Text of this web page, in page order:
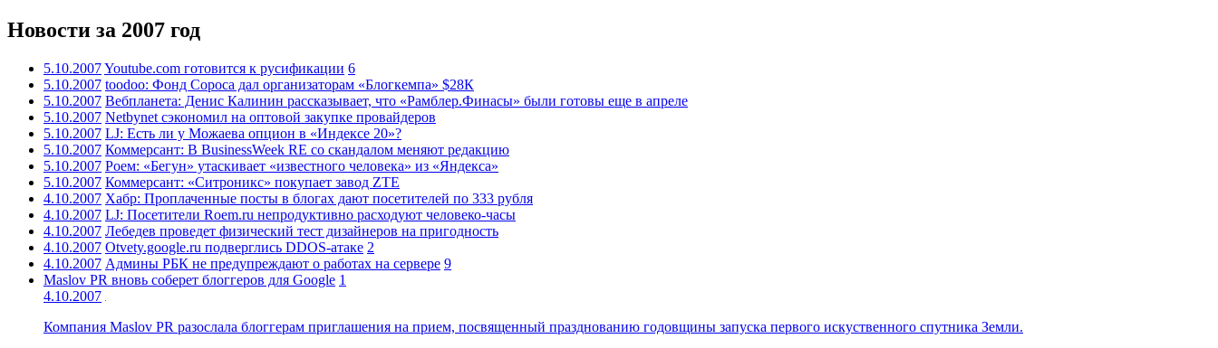
Новости за 2007 год
5.10.2007Youtube.com готовится к русификации 6
5.10.2007 toodoo: Фонд Сороса дал организаторам «Блогкемпа» $28К
5.10.2007 Вебпланета: Денис Калинин рассказывает, что «Рамблер.Финасы» были готовы еще в апреле
5.10.2007 Netbynet сэкономил на оптовой закупке провайдеров
5.10.2007 LJ: Есть ли у Можаева опцион в «Индексе 20»?
5.10.2007 Коммерсант: В BusinessWeek RE со скандалом меняют редакцию
5.10.2007 Роем: «Бегун» утаскивает «известного человека» из «Яндекса»
5.10.2007 Коммерсант: «Ситроникс» покупает завод ZTE
4.10.2007 Хабр: Проплаченные посты в блогах дают посетителей по 333 рубля
4.10.2007 LJ: Посетители Roem.ru непродуктивно расходуют человеко-часы
4.10.2007 Лебедев проведет физический тест дизайнеров на пригодность
4.10.2007 Otvety.google.ru подверглись DDOS-атаке 2
4.10.2007 Админы РБК не предупреждают о работах на сервере 9
Maslov PR вновь соберет блоггеров для Google 1
4.10.2007
Компания Maslov PR разослала блоггерам приглашения на прием, посвященный празднованию годовщины запуска первого искуственного спутника Земли.